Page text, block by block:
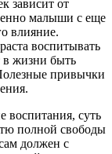
зависит от
малыши с еще
влияние.
воспитывать
в жизни быть
привычки
воспитания, суть
полной свободы
должен с